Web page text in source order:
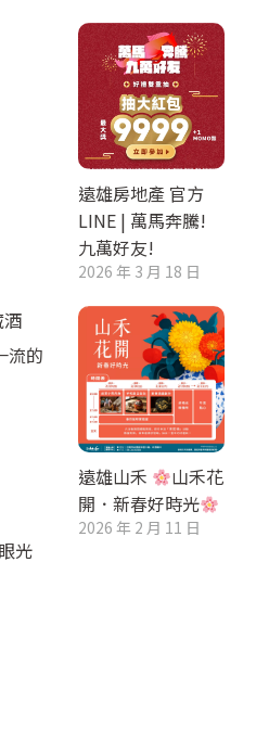
流的
光
遠雄房地產 官方
LINE | 萬馬奔騰!
九萬好友!
2026 年 3 月 18 日
遠雄山禾
山禾花
開．新春好時光
2026 年 2 月 11 日